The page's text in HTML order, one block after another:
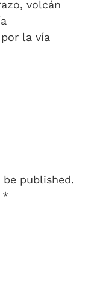
volcán
la vía
published.
*